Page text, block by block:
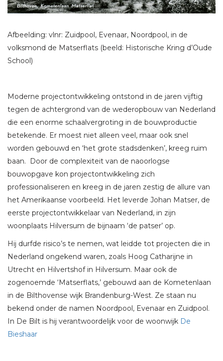
Afbeelding: vlnr: Zuidpool, Evenaar, Noordpool, in de
volksmond de Matserflats (beeld: Historische Kring d’Oude
School)
Moderne projectontwikkeling ontstond in de jaren vijftig
tegen de achtergrond van de wederopbouw van Nederland
die een enorme schaalvergroting in de bouwproductie
betekende. Er moest niet alleen veel, maar ook snel
worden gebouwd en ‘het grote stadsdenken’, kreeg ruim
baan. Door de complexiteit van de naoorlogse
bouwopgave kon projectontwikkeling zich
professionaliseren en kreeg in de jaren zestig de allure van
het Amerikaanse voorbeeld. Het leverde Johan Matser, de
eerste projectontwikkelaar van Nederland, in zijn
woonplaats Hilversum de bijnaam ‘de patser’ op.
Hij durfde risico’s te nemen, wat leidde tot projecten die in
Nederland ongekend waren, zoals Hoog Catharijne in
Utrecht en Hilvertshof in Hilversum. Maar ook de
zogenoemde ‘Matserflats,’ gebouwd aan de Kometenlaan
in de Bilthovense wijk Brandenburg-West. Ze staan nu
bekend onder de namen Noordpool, Evenaar en Zuidpool.
In De Bilt is hij verantwoordelijk voor de woonwijk De
Bieshaar